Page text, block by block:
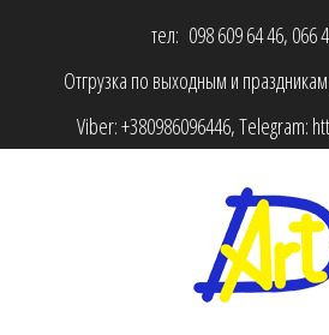
тел: 098 609 64 46, 066
Отгрузка по выходным и
Viber:+380986096446, Telegram: